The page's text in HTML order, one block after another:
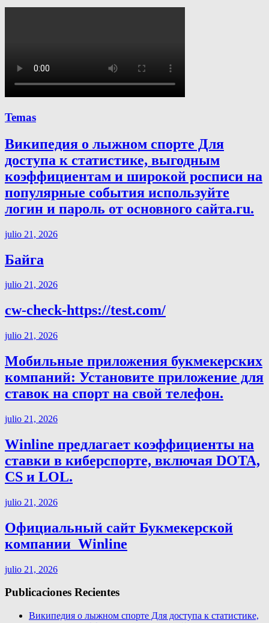
Temas
Википедия о лыжном спорте Для
доступа к статистике, выгодным
коэффициентам и широкой росписи на
популярные события используйте
логин и пароль от основного сайта.ru.
julio 21, 2026
Байга
julio 21, 2026
cw-check-https://test.com/
julio 21, 2026
Мобильные приложения букмекерских
компаний: Установите приложение для
ставок на спорт на свой телефон.
julio 21, 2026
Winline предлагает коэффициенты на
ставки в киберспорте, включая DOTA,
CS и LOL.
julio 21, 2026
Официальный сайт Букмекерской
компании ️ Winline
julio 21, 2026
Publicaciones Recientes
Википедия о лыжном спорте Для доступа к статистике,